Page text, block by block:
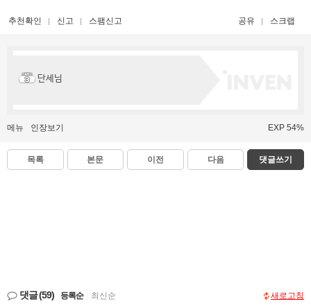
추천확인 신고 스팸신고 공유 스크랩
단세님
메뉴 인장보기 EXP 54%
목록 본문 이전 다음 댓글쓰기
댓글(59) 등록순 최신순 새로고침